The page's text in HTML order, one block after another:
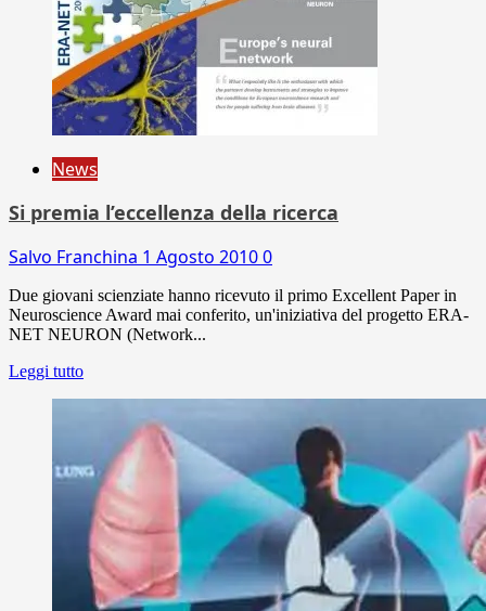
News
Si premia l’eccellenza della ricerca
Salvo Franchina 1 Agosto 20100
Due giovani scienziate hanno ricevuto il primo Excellent Paper in
Neuroscience Award mai conferito, un'iniziativa del progetto ERA-
NET NEURON (Network...
Leggi tutto